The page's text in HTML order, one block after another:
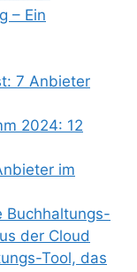
– Ein
7 Anbieter
2024: 12
im
Buchhaltungs-
der Cloud
Tool, das